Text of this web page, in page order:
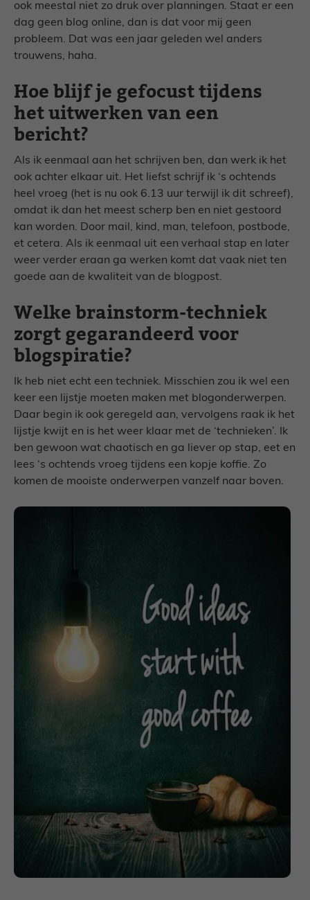
ook meestal niet zo druk over planningen. Staat er een
dag geen blog online, dan is dat voor mij geen
probleem. Dat was een jaar geleden wel anders
trouwens, haha.
Hoe blijf je gefocust tijdens
het uitwerken van een
bericht?
Als ik eenmaal aan het schrijven ben, dan werk ik het
ook achter elkaar uit. Het liefst schrijf ik ‘s ochtends
heel vroeg (het is nu ook 6.13 uur terwijl ik dit schreef),
omdat ik dan het meest scherp ben en niet gestoord
kan worden. Door mail, kind, man, telefoon, postbode,
et cetera. Als ik eenmaal uit een verhaal stap en later
weer verder eraan ga werken komt dat vaak niet ten
goede aan de kwaliteit van de blogpost.
Welke brainstorm-techniek
zorgt gegarandeerd voor
blogspiratie?
Ik heb niet echt een techniek. Misschien zou ik wel een
keer een lijstje moeten maken met blogonderwerpen.
Daar begin ik ook geregeld aan, vervolgens raak ik het
lijstje kwijt en is het weer klaar met de ‘technieken’. Ik
ben gewoon wat chaotisch en ga liever op stap, eet en
lees ‘s ochtends vroeg tijdens een kopje koffie. Zo
komen de mooiste onderwerpen vanzelf naar boven.